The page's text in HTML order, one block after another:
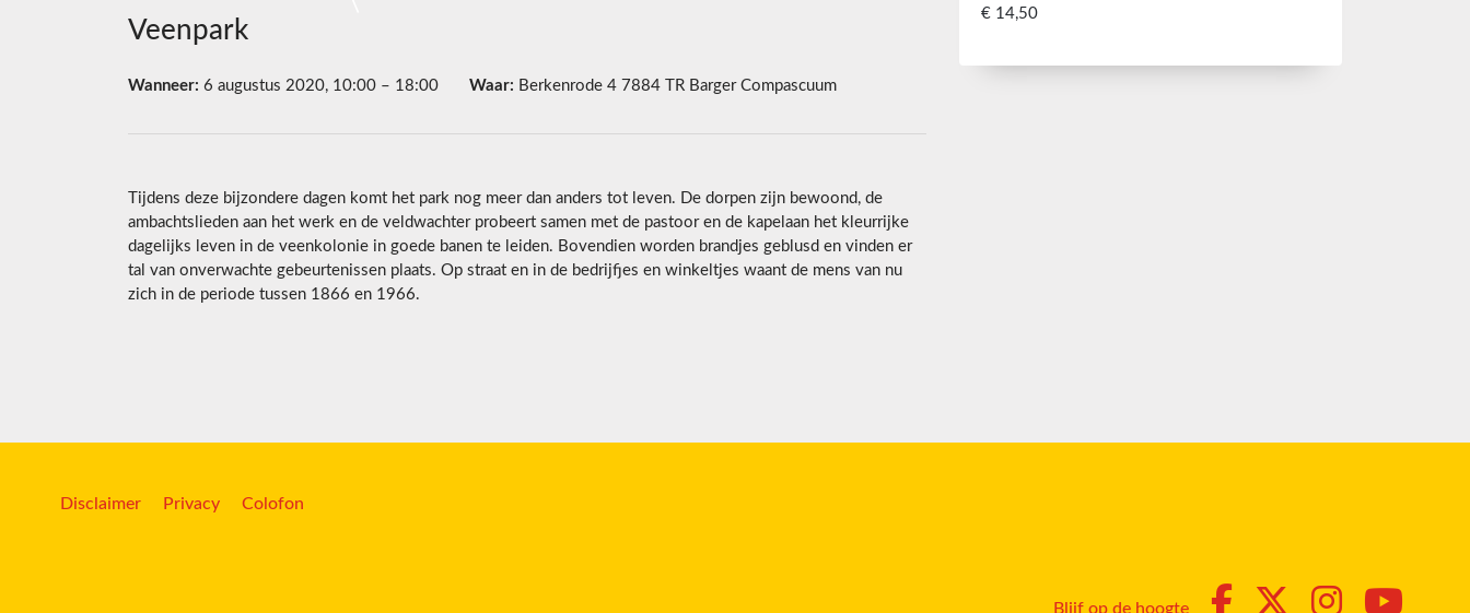
Veenpark
Wanneer: 6 augustus 2020, 10:00 – 18:00 Waar: Berkenrode 4 7884 TR Barger Compascuum
Tijdens deze bijzondere dagen komt het park nog meer dan anders tot leven. De dorpen zijn bewoond, de
ambachtslieden aan het werk en de veldwachter probeert samen met de pastoor en de kapelaan het kleurrijke
dagelijks leven in de veenkolonie in goede banen te leiden. Bovendien worden brandjes geblusd en vinden er
tal van onverwachte gebeurtenissen plaats. Op straat en in de bedrijfjes en winkeltjes waant de mens van nu
zich in de periode tussen 1866 en 1966.
€ 14,50
Disclaimer Privacy Colofon
Blijf op de hoogte